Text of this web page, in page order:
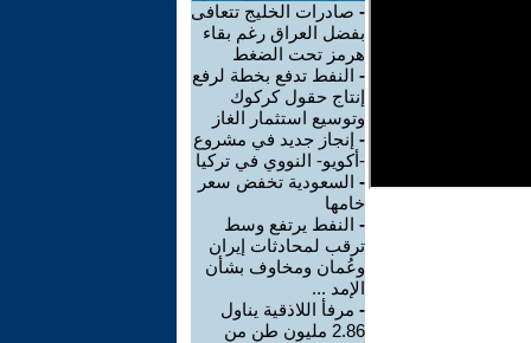
- صادرات الخليج تتعافى
بفضل العراق رغم بقاء
هرمز تحت الضغط
- النفط تدفع بخطة لرفع
إنتاج حقول كركوك
وتوسيع استثمار الغاز
- إنجاز جديد في مشروع
-أكويو- النووي في تركيا
- السعودية تخفض سعر
خامها
- النفط يرتفع وسط
ترقب لمحادثات إيران
وعُمان ومخاوف بشأن
الإمد ...
- مرفأ اللاذقية يناول
2.86 مليون طن من